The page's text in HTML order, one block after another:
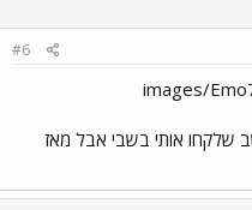
#6
שלקחו אותי בשבי אבל מאז